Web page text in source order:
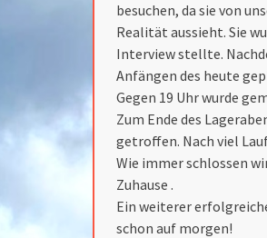
besuchen, da sie von
Realität aussieht. Sie
Interview stellte.
Anfängen des heute
Gegen 19 Uhr wurde
Zum Ende des
getroffen. Nach viel
Wie immer schlossen
Zuhause .
Ein weiterer
schon auf morgen!